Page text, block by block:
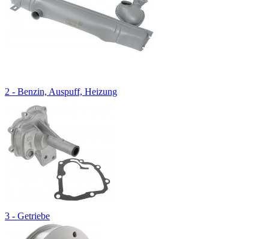
2 - Benzin, Auspuff, Heizung
3 - Getriebe